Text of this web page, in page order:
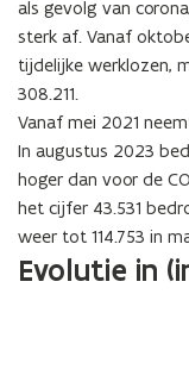
als gevolg van
sterk af. Vanaf
tijdelijke werklozen,
308.211.
Vanaf mei 2021
In augustus 2023
hoger dan voor de
het cijfer 43.531
weer tot 114.753 in
Evolutie in